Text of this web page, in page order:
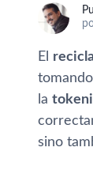
El
la
sino